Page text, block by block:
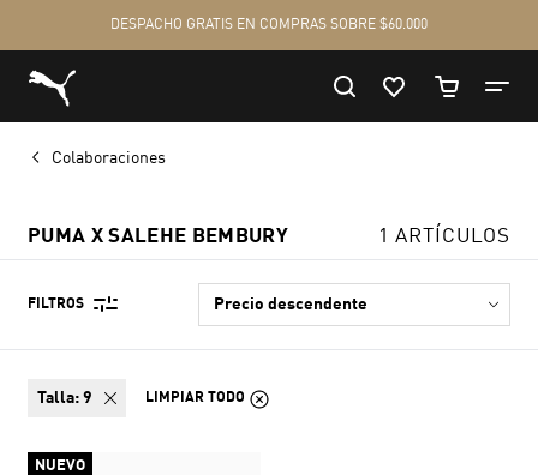
Colaboraciones
PUMA X SALEHE BEMBURY 1 ARTÍCULOS
FILTROS
talla: 9 LIMPIAR TODO
NUEVO